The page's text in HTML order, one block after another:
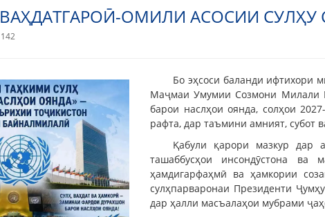
ВАҲДАТГАРОӢ-ОМИЛИ АСОСИИ
142
Бо эҳсоси баланди ифтихори
Маҷмаи Умумии Созмони Милали
барои наслҳои оянда, солҳои
рафта, дар таъмини амният, субот
Қабули қарори мазкур дар
ташаббусҳои инсондӯстона ва
ҳамдигарфаҳмӣ ва ҳамкории
сулҳпарваронаи Президенти
дар ҳалли масъалаҳои мубрами